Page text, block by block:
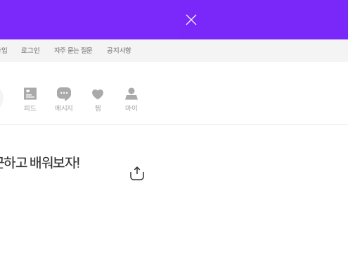
로그인 자주 묻는 질문 공지사항
피드 메시지 찜 마이
고 배워보자!